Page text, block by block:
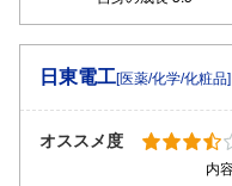
日東電工[医薬/化学/化粧品]
オススメ度